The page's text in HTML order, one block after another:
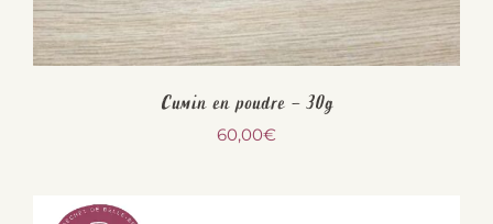
Cumin en poudre – 30g
60,00€